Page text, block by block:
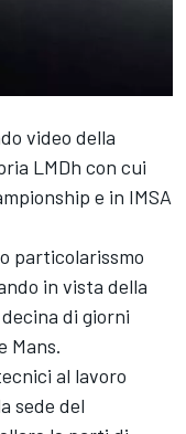
video della
LMDh con cui
e in IMSA
particolarissmo
in vista della
di giorni
Mans.
al lavoro
sede del